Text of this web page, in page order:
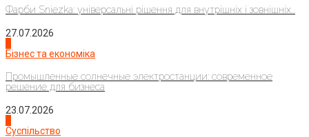
Фарби Sniezka: універсальні рішення для внутрішніх і зовнішніх...
27.07.2026
Бізнес та економіка
Промышленные солнечные электростанции: современное
решение для бизнеса
23.07.2026
Суспільство